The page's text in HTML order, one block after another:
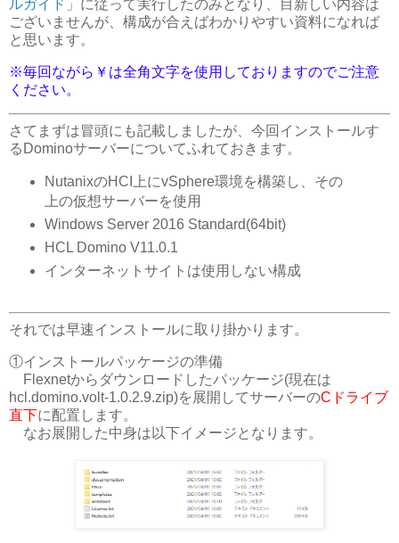
ルガイド 」に従って実行したのみとなり、目新しい内容は
ございませんが、構成が合えばわかりやすい資料になれば
と思います。
※毎回ながら￥は全角文字を使用しておりますのでご注意
ください。
さてまずは冒頭にも記載しましたが、今回インストールす
るDominoサーバーについてふれておきます。
NutanixのHCI上にvSphere環境を構築し、その
上の仮想サーバーを使用
Windows Server 2016 Standard(64bit)
HCL Domino V11.0.1
インターネットサイトは使用しない構成
それでは早速インストールに取り掛かります。
①インストールパッケージの準備
Flexnetからダウンロードしたパッケージ(現在は
hcl.domino.volt-1.0.2.9.zip)を展開してサーバーのCドライブ
直下に配置します。
なお展開した中身は以下イメージとなります。